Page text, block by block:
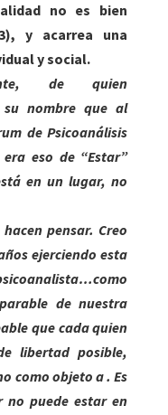
no es bien
y acarrea una
y social.
de quien
su nombre que al
de Psicoanálisis
eso de “Estar”
en un lugar, no
pensar. Creo
ejerciendo esta
de nuestra
que cada quien
libertad posible,
como objeto a . Es
no puede estar en